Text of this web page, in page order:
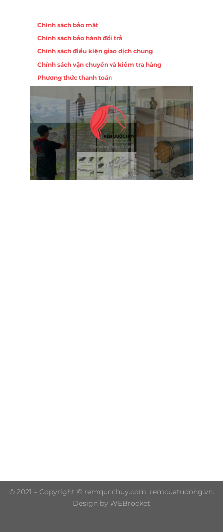
Chính sách bảo mật
Chính sách bảo hành đổi trả
Chính sách điều kiện giao dịch chung
Chính sách vận chuyển và kiểm tra hàng
Phương thức thanh toán
© 2021 – Copyright © remquochuy.com. remcuatudong.vn.
Design by WEBrocket